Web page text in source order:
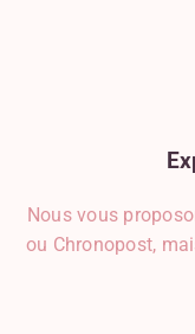
Nous vous
ou Chronopost,